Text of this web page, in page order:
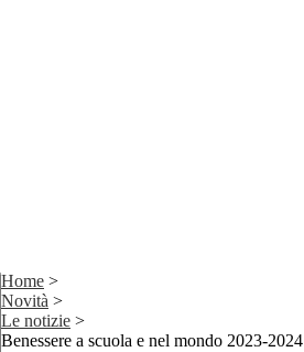
Home >
Novità >
Le notizie >
Benessere a scuola e nel mondo 2023-2024